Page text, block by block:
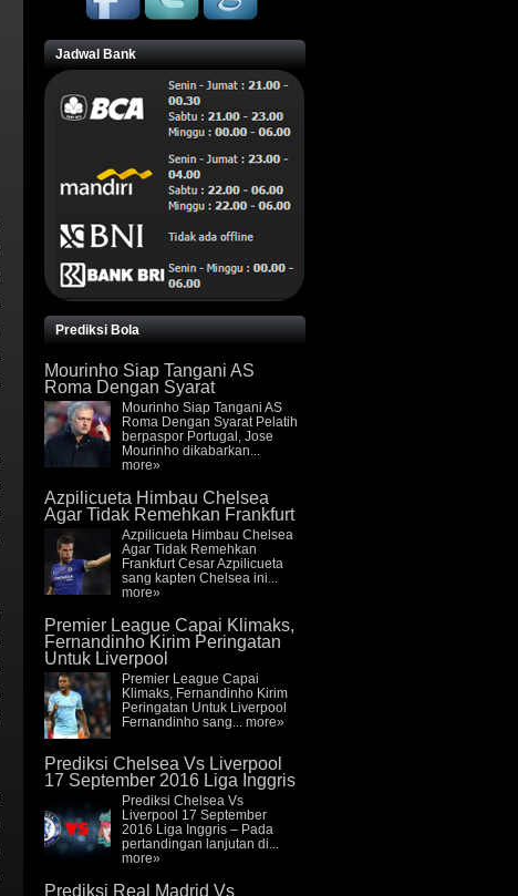
Jadwal Bank
Prediksi Bola
Mourinho Siap Tangani AS
Roma Dengan Syarat
Mourinho Siap Tangani AS
Roma Dengan Syarat Pelatih
berpaspor Portugal, Jose
Mourinho dikabarkan...
more»
Azpilicueta Himbau Chelsea
Agar Tidak Remehkan Frankfurt
Azpilicueta Himbau Chelsea
Agar Tidak Remehkan
Frankfurt Cesar Azpilicueta
sang kapten Chelsea ini...
more»
Premier League Capai Klimaks,
Fernandinho Kirim Peringatan
Untuk Liverpool
Premier League Capai
Klimaks, Fernandinho Kirim
Peringatan Untuk Liverpool
Fernandinho sang... more»
Prediksi Chelsea Vs Liverpool
17 September 2016 Liga Inggris
Prediksi Chelsea Vs
Liverpool 17 September
2016 Liga Inggris – Pada
pertandingan lanjutan di...
more»
Prediksi Real Madrid Vs